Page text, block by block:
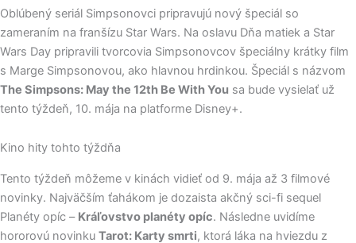
Oblúbený seriál Simpsonovci pripravujú nový špeciál so
zameraním na franšízu Star Wars. Na oslavu Dňa matiek a Star
Wars Day pripravili tvorcovia Simpsonovcov špeciálny krátky film
s Marge Simpsonovou, ako hlavnou hrdinkou. Špeciál s názvom
The Simpsons: May the 12th Be With You sa bude vysielať už
tento týždeň, 10. mája na platforme Disney+.
Kino hity tohto týždňa
Tento týždeň môžeme v kinách vidieť od 9. mája až 3 filmové
novinky. Najväčším ťahákom je dozaista akčný sci-fi sequel
Planéty opíc – Kráľovstvo planéty opíc. Následne uvidíme
hororovú novinku Tarot: Karty smrti, ktorá láka na hviezdu z